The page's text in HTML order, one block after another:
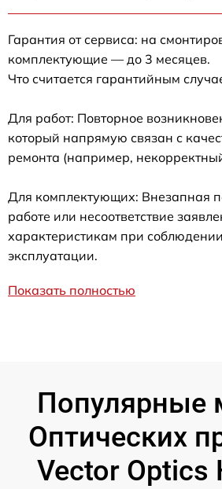
Гарантия от сервиса: на
комплектующие — до 3 месяцев.
Что считается гарантийным
Для работ: Повторное
который напрямую связан с
ремонта (например,
Для комплектующих: Внезапная
работе или несоответствие
характеристикам при
эксплуатации.
Показать полностью
Популярные
Оптических
Vector Optics